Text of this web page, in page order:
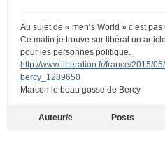
Au sujet de « men’s World » c’est
Ce matin je trouve sur libéral un
pour les personnes politique.
http://www.liberation.fr/france/2015/
bercy_1289650
Marcon le beau gosse de Bercy
Auteur/e Posts